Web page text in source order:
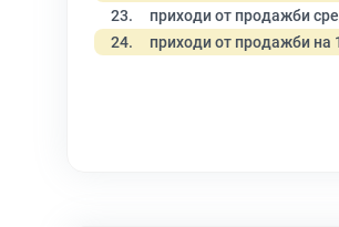
23. приходи от продажби
24. приходи от продажби на